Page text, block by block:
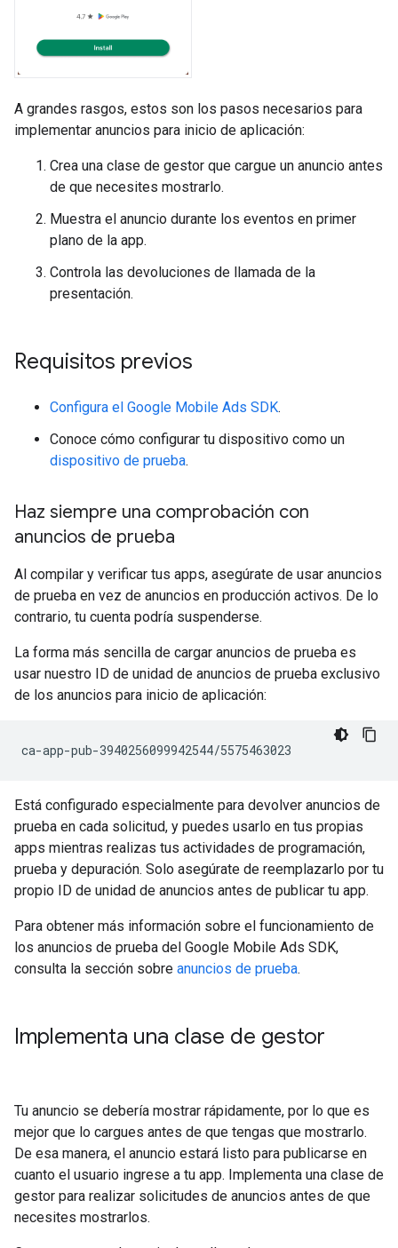
A grandes rasgos, estos son los pasos necesarios para
implementar anuncios para inicio de aplicación:
Crea una clase de gestor que cargue un anuncio antes
de que necesites mostrarlo.
Muestra el anuncio durante los eventos en primer
plano de la app.
Controla las devoluciones de llamada de la
presentación.
Requisitos previos
Configura el Google Mobile Ads SDK.
Conoce cómo configurar tu dispositivo como un
dispositivo de prueba.
Haz siempre una comprobación con
anuncios de prueba
Al compilar y verificar tus apps, asegúrate de usar anuncios
de prueba en vez de anuncios en producción activos. De lo
contrario, tu cuenta podría suspenderse.
La forma más sencilla de cargar anuncios de prueba es
usar nuestro ID de unidad de anuncios de prueba exclusivo
de los anuncios para inicio de aplicación:
Está configurado especialmente para devolver anuncios de
prueba en cada solicitud, y puedes usarlo en tus propias
apps mientras realizas tus actividades de programación,
prueba y depuración. Solo asegúrate de reemplazarlo por tu
propio ID de unidad de anuncios antes de publicar tu app.
Para obtener más información sobre el funcionamiento de
los anuncios de prueba del Google Mobile Ads SDK,
consulta la sección sobre anuncios de prueba.
Implementa una clase de gestor
Tu anuncio se debería mostrar rápidamente, por lo que es
mejor que lo cargues antes de que tengas que mostrarlo.
De esa manera, el anuncio estará listo para publicarse en
cuanto el usuario ingrese a tu app. Implementa una clase de
gestor para realizar solicitudes de anuncios antes de que
necesites mostrarlos.